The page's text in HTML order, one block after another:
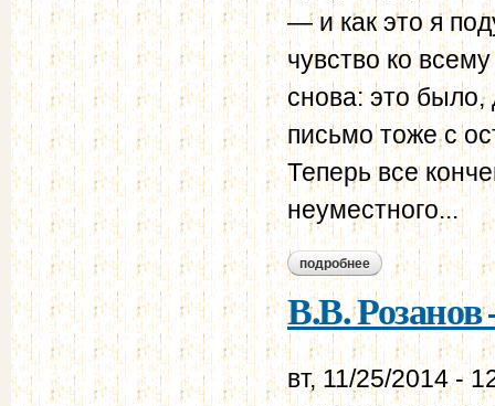
— и как это я
чувство ко
снова: это
письмо тоже с
Теперь все
неуместного...
подробнее о в.в. розанов –
В.В. Розанов
вт, 11/25/2014 -